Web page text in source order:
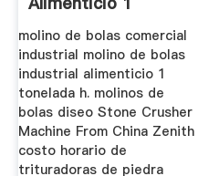
Tonelada H
molino de bolas comercial
industrial molino de bolas
industrial alimenticio 1
tonelada h. molinos de
bolas diseo Stone Crusher
Machine From China Zenith
costo horario de
trituradoras de piedra